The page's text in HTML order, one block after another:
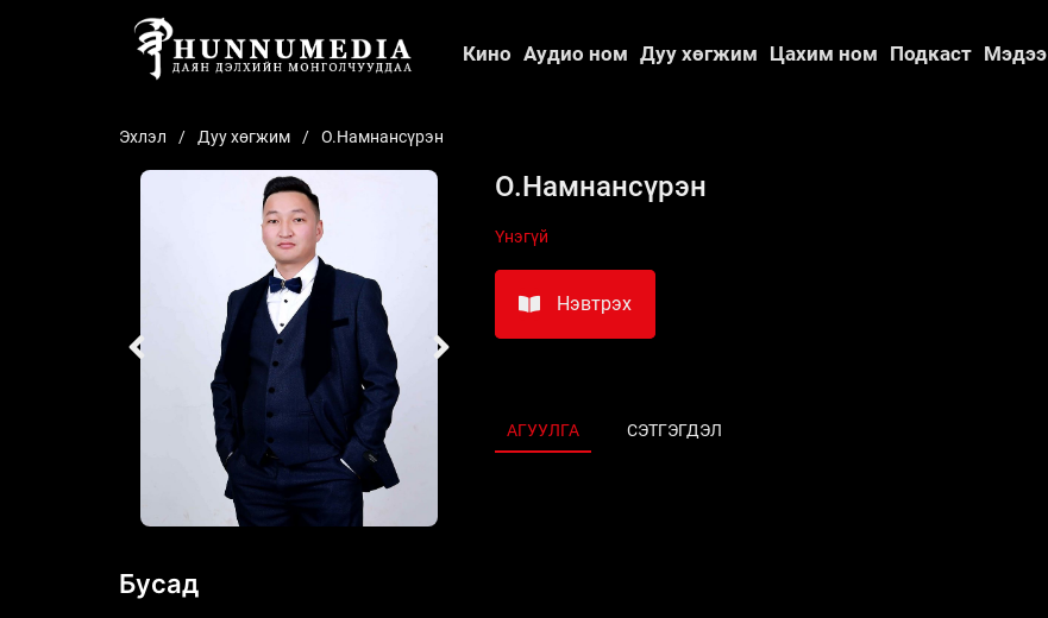
Кино Аудио ном Дуу хөгжим Цахим ном Подкаст Мэдээ
Эхлэл Дуу хөгжим О.Намнансүрэн
О.Намнансүрэн
Үнэгүй
Нэвтрэх
АГУУЛГА СЭТГЭГДЭЛ
Бусад